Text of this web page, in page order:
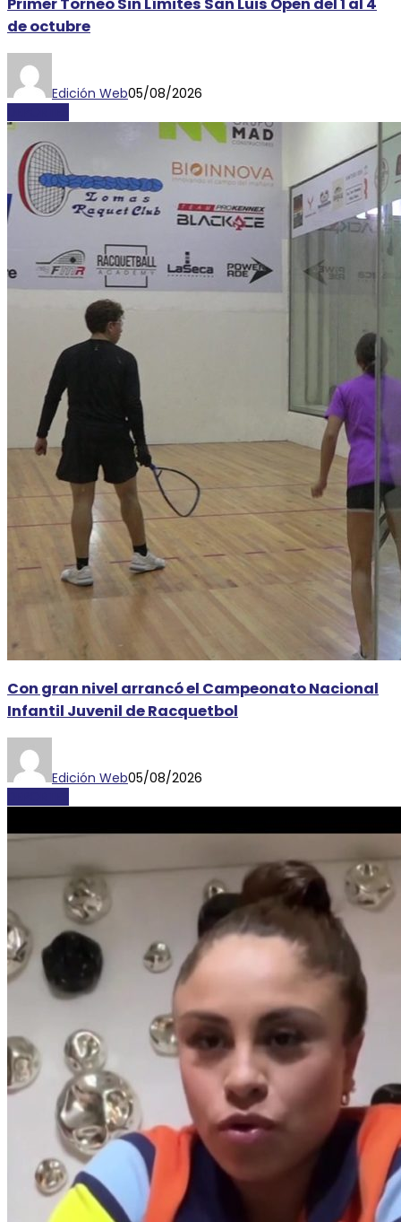
Primer Torneo Sin Límites San Luis Open del 1 al 4
de octubre
Edición Web05/08/2026
Con gran nivel arrancó el Campeonato Nacional
Infantil Juvenil de Racquetbol
Edición Web05/08/2026